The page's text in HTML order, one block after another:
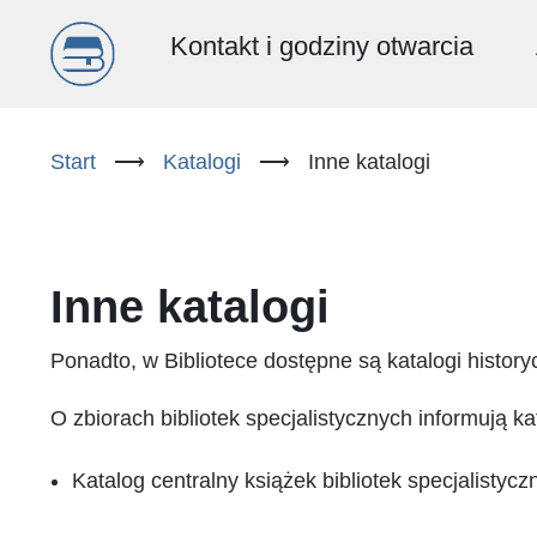
Menu
(PL)
Kontakt i godziny otwarcia
Start ⟶ Katalogi ⟶ Inne katalogi
Inne katalogi
Ponadto, w Bibliotece dostępne są katalogi
O zbiorach bibliotek specjalistycznych informują
Katalog centralny książek bibliotek